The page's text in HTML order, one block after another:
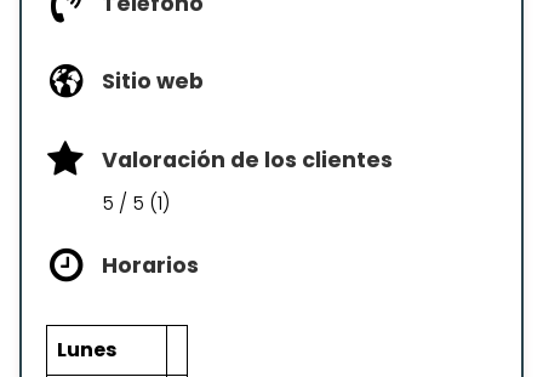
Sitio web
Valoración de los clientes
5 / 5 (1)
Horarios
Lunes